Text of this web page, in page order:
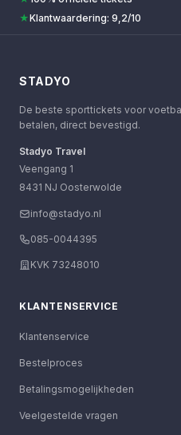
★Klantwaardering: 9,2/10
STADYO
De beste sporttickets voor
betalen, direct bevestigd.
Stadyo Travel
Veengang 1
8431 NJ Oosterwolde
info@stadyo.nl
085-0044395
KVK 73248010
KLANTENSERVICE
Klantenservice
Bestelproces
Betalingsmogelijkheden
Veelgestelde vragen